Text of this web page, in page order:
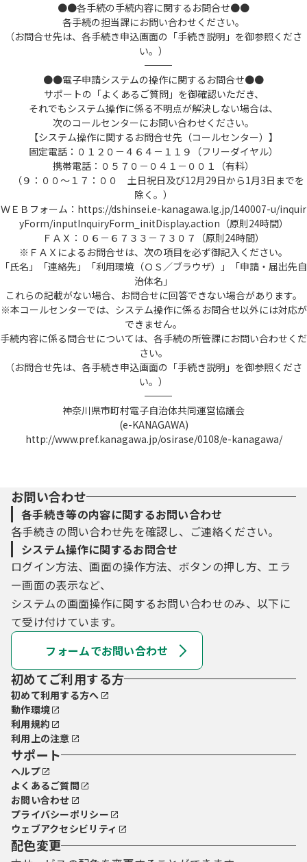
●●各手続の手続内容に関するお問合せ●●
各手続の担当課にお問い合わせください。
（お問合せ先は、各手続き申込画面の「手続き説明」を御参照くださ
い。）
――――――――――――――――――――――――――――――――――――――――――――――――――
●●電子申請システムの操作に関するお問合せ●●
サポートの「よくあるご質問」を御確認いただき、
それでもシステム操作に係る不明点が解決しない場合は、
次のコールセンターにお問い合わせください。
【システム操作に関するお問合せ先（コールセンター）】
固定電話：０１２０－４６４－１１９（フリーダイヤル）
携帯電話：０５７０－０４１－００１（有料）
（９：００～１７：００ 土日祝日及び12月29日から1月3日までを
除く。）
ＷＥＢフォーム：https://dshinsei.e-kanagawa.lg.jp/140007-u/inquir
yForm/inputInquiryForm_initDisplay.action（原則24時間）
ＦＡＸ：０６－６７３３－７３０７（原則24時間）
※ＦＡＸによるお問合せは、次の項目を必ず御記入ください。
「氏名」「連絡先」「利用環境（ＯＳ／ブラウザ）」「申請・届出先自
治体名」
これらの記載がない場合、お問合せに回答できない場合があります。
※本コールセンターでは、システム操作に係るお問合せ以外には対応が
できません。
手続内容に係る問合せについては、各手続の所管課にお問い合わせくだ
さい。
（お問合せ先は、各手続き申込画面の「手続き説明」を御参照くださ
い。）
――――――――――――――――――――――――――――――――――――――――――――――――――
神奈川県市町村電子自治体共同運営協議会
(e-KANAGAWA)
http://www.pref.kanagawa.jp/osirase/0108/e-kanagawa/
お問い合わせ
各手続き等の内容に関するお問い合わせ
各手続きの問い合わせ先を確認し、ご連絡ください。
システム操作に関するお問合せ
ログイン方法、画面の操作方法、ボタンの押し方、エラ
ー画面の表示など、
システムの画面操作に関するお問い合わせのみ、以下に
て受け付けています。
フォームでお問い合わせ
初めてご利用する方
初めて利用する方へ
動作環境
利用規約
利用上の注意
サポート
ヘルプ
よくあるご質問
お問い合わせ
プライバシーポリシー
ウェブアクセシビリティ
配色変更